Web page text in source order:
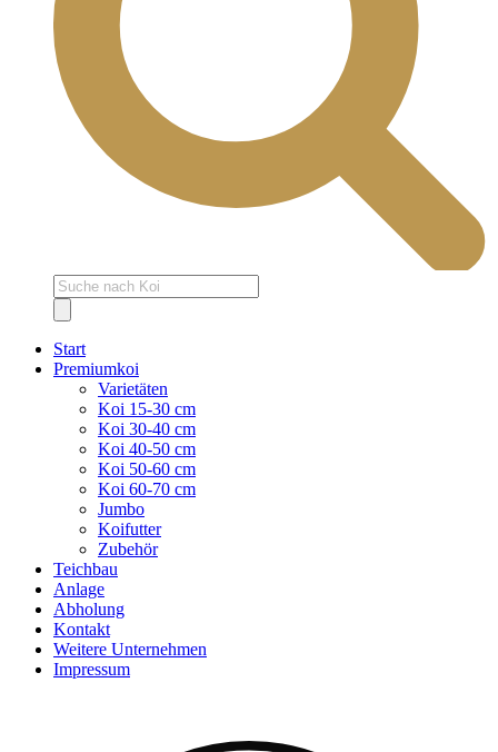
Products
search
Start
Premiumkoi
Varietäten
Koi 15-30 cm
Koi 30-40 cm
Koi 40-50 cm
Koi 50-60 cm
Koi 60-70 cm
Jumbo
Koifutter
Zubehör
Teichbau
Anlage
Abholung
Kontakt
Weitere Unternehmen
Impressum